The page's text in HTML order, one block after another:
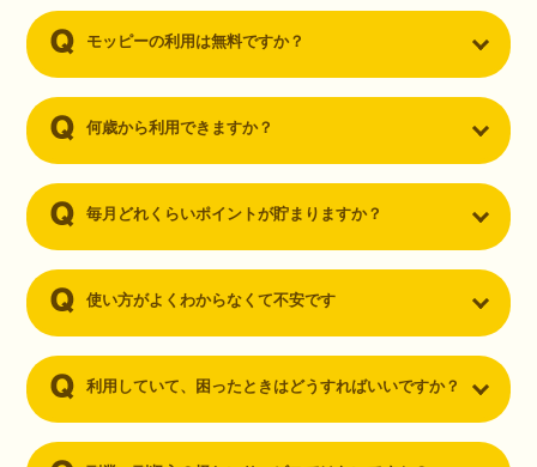
ーを知りました。クレジットカードを発行するだけでポイントが貯ま
るならと無料登録して、クレジットカードの発行やアプリダウンロー
モッピーの利用は無料ですか？
何歳から利用できますか？
毎月どれくらいポイントが貯まりますか？
使い方がよくわからなくて不安です
利用していて、困ったときはどうすればいいですか？